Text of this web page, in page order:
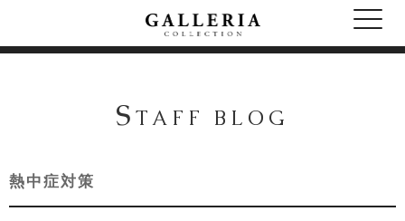
S TAFF BLOG
熱中症対策